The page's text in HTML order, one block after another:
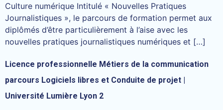
Culture numérique Intitulé « Nouvelles Pratiques
Journalistiques », le parcours de formation permet aux
diplômés d’être particulièrement à l’aise avec les
nouvelles pratiques journalistiques numériques et […]
Licence professionnelle Métiers de la communication
parcours Logiciels libres et Conduite de projet |
Université Lumière Lyon 2